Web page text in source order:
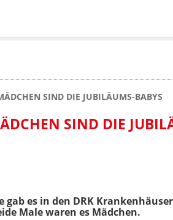
SIND DIE JUBILÄUMS-BABYS
SIND DIE
gab es in den DRK
Male waren es Mädchen.